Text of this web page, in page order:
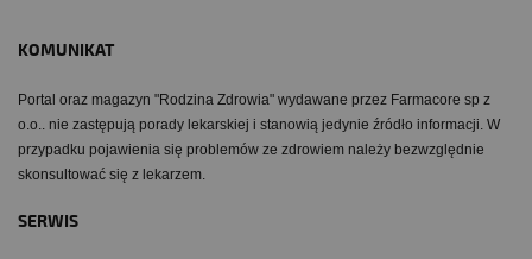
KOMUNIKAT
Portal oraz magazyn "Rodzina Zdrowia" wydawane przez Farmacore sp z
o.o.. nie zastępują porady lekarskiej i stanowią jedynie źródło informacji. W
przypadku pojawienia się problemów ze zdrowiem należy bezwzględnie
skonsultować się z lekarzem.
SERWIS